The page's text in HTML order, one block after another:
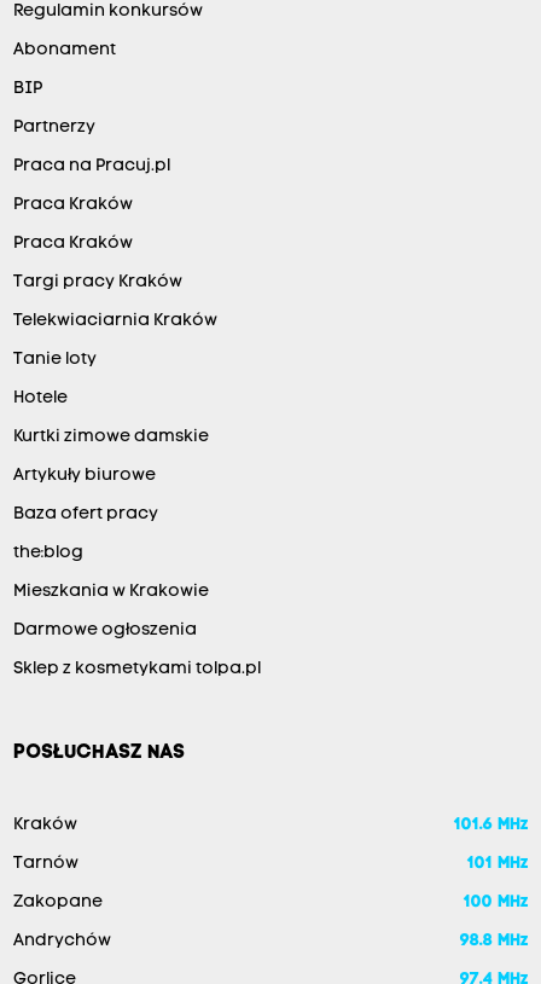
Regulamin konkursów
Abonament
BIP
Partnerzy
Praca na Pracuj.pl
Praca Kraków
Praca Kraków
Targi pracy Kraków
Telekwiaciarnia Kraków
Tanie loty
Hotele
Kurtki zimowe damskie
Artykuły biurowe
Baza ofert pracy
the:blog
Mieszkania w Krakowie
Darmowe ogłoszenia
Sklep z kosmetykami tolpa.pl
POSŁUCHASZ NAS
Kraków 101.6 MHz
Tarnów 101 MHz
Zakopane 100 MHz
Andrychów 98.8 MHz
Gorlice 97.4 MHz